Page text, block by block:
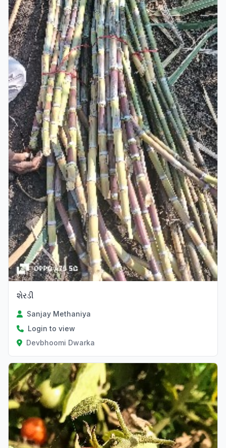
શેરડી
Sanjay Methaniya
Login to view
Devbhoomi Dwarka